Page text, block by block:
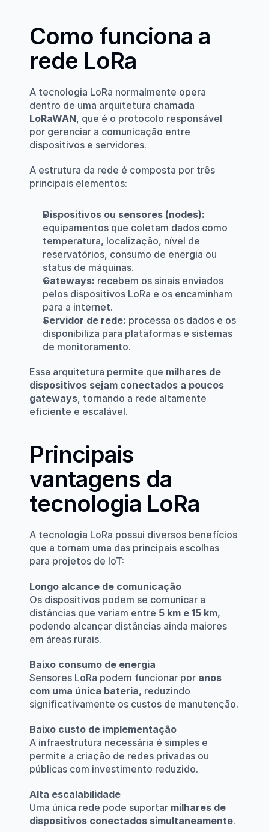
Como funciona a
rede LoRa
A tecnologia LoRa normalmente opera
LoRaWAN, que é o protocolo responsável
por gerenciar a comunicação entre
dispositivos e servidores.
A estrutura da rede é composta por três
principais elementos:
Dispositivos ou sensores (nodes):
equipamentos que coletam dados como
temperatura, localização, nível de
reservatórios, consumo de energia ou
status de máquinas.
Gateways: recebem os sinais enviados
pelos dispositivos LoRa e os encaminham
para a internet.
Servidor de rede: processa os dados e os
disponibiliza para plataformas e sistemas
de monitoramento.
Essa arquitetura permite que milhares de
dispositivos sejam conectados a poucos
gateways, tornando a rede altamente
eficiente e escalável.
Principais
vantagens da
tecnologia LoRa
A tecnologia LoRa possui diversos benefícios
que a tornam uma das principais escolhas
para projetos de IoT:
Longo alcance de comunicação
Os dispositivos podem se comunicar a
distâncias que variam entre 5 km e 15 km,
podendo alcançar distâncias ainda maiores
em áreas rurais.
Baixo consumo de energia
Sensores LoRa podem funcionar por anos
com uma única bateria, reduzindo
significativamente os custos de manutenção.
Baixo custo de implementação
A infraestrutura necessária é simples e
permite a criação de redes privadas ou
públicas com investimento reduzido.
Alta escalabilidade
Uma única rede pode suportar milhares de
dispositivos conectados simultaneamente.